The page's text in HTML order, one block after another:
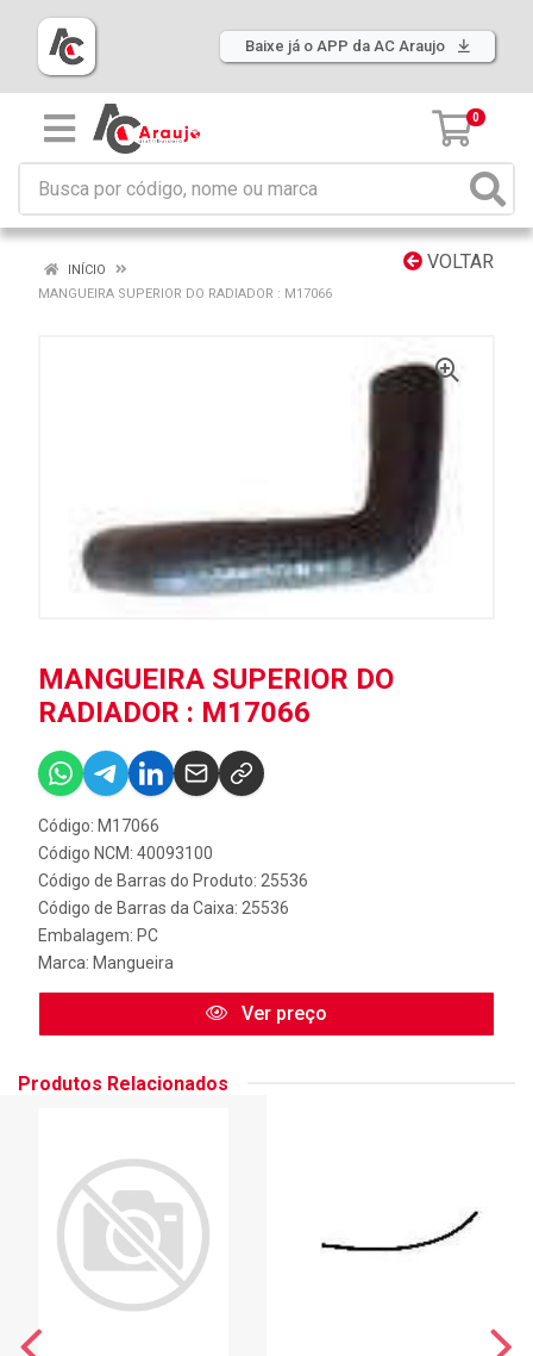
Baixe já o APP da AC Araujo
0
VOLTAR
INÍCIO
MANGUEIRA SUPERIOR DO RADIADOR : M17066
MANGUEIRA SUPERIOR DO
RADIADOR : M17066
Código: M17066
Código NCM: 40093100
Código de Barras do Produto: 25536
Código de Barras da Caixa: 25536
Embalagem: PC
Marca: Mangueira
Ver preço
Produtos Relacionados